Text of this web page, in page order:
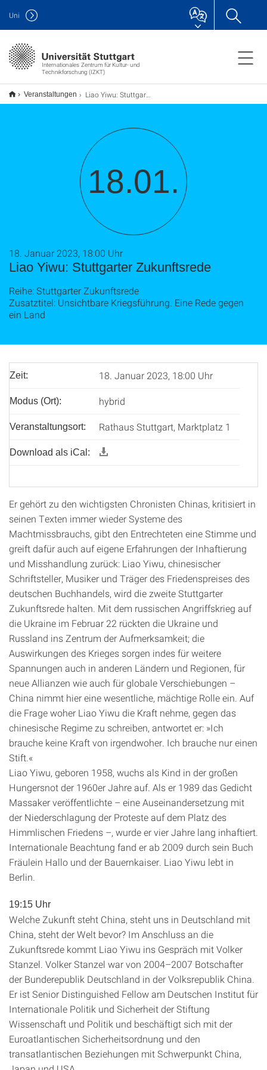
Internationales Zentrum für Kultur- und
Technikforschung (IZKT)
Uni
Veranstaltungen Liao Yiwu: Stuttgarter Zukunftsrede
18.01.
Liao Yiwu: Stuttgarter Zukunftsrede
18. Januar 2023, 18:00 Uhr
Reihe: Stuttgarter Zukunftsrede
Zusatztitel: Unsichtbare Kriegsführung. Eine Rede gegen
ein Land
Zeit: 18. Januar 2023, 18:00 Uhr
Modus (Ort): hybrid
Veranstaltungsort: Rathaus Stuttgart, Marktplatz 1
Download als iCal:
Er gehört zu den wichtigsten Chronisten Chinas, kritisiert in
seinen Texten immer wieder Systeme des
Machtmissbrauchs, gibt den Entrechteten eine Stimme und
greift dafür auch auf eigene Erfahrungen der Inhaftierung
und Misshandlung zurück: Liao Yiwu, chinesischer
Schriftsteller, Musiker und Träger des Friedenspreises des
deutschen Buchhandels, wird die zweite Stuttgarter
Zukunftsrede halten. Mit dem russischen Angriffskrieg auf
die Ukraine im Februar 22 rückten die Ukraine und
Russland ins Zentrum der Aufmerksamkeit; die
Auswirkungen des Krieges sorgen indes für weitere
Spannungen auch in anderen Ländern und Regionen, für
neue Allianzen wie auch für globale Verschiebungen –
China nimmt hier eine wesentliche, mächtige Rolle ein. Auf
die Frage woher Liao Yiwu die Kraft nehme, gegen das
chinesische Regime zu schreiben, antwortet er: »Ich
brauche keine Kraft von irgendwoher. Ich brauche nur einen
Stift.«
Liao Yiwu, geboren 1958, wuchs als Kind in der großen
Hungersnot der 1960er Jahre auf. Als er 1989 das Gedicht
Massaker veröffentlichte – eine Auseinandersetzung mit
der Niederschlagung der Proteste auf dem Platz des
Himmlischen Friedens –, wurde er vier Jahre lang inhaftiert.
Internationale Beachtung fand er ab 2009 durch sein Buch
Fräulein Hallo und der Bauernkaiser. Liao Yiwu lebt in
Berlin.
19:15 Uhr
Welche Zukunft steht China, steht uns in Deutschland mit
China, steht der Welt bevor? Im Anschluss an die
Zukunftsrede kommt Liao Yiwu ins Gespräch mit Volker
Stanzel. Volker Stanzel war von 2004–2007 Botschafter
der Bunderepublik Deutschland in der Volksrepublik China.
Er ist Senior Distinguished Fellow am Deutschen Institut für
Internationale Politik und Sicherheit der Stiftung
Wissenschaft und Politik und beschäftigt sich mit der
Euroatlantischen Sicherheitsordnung und den
transatlantischen Beziehungen mit Schwerpunkt China,